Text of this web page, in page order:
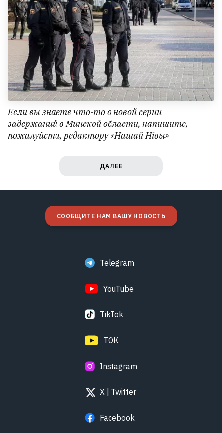
Если вы знаете что-то о новой серии
задержаний в Минской области, напишите,
пожалуйста, редактору «Нашай Нівы»
ДАЛЕЕ
СООБЩИТЕ НАМ ВАШУ НОВОСТЬ
Telegram
YouTube
TikTok
ТОК
Instagram
X | Twitter
Facebook